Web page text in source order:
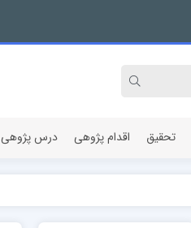
تحقیق اقدام پژوهی درس پژوهی